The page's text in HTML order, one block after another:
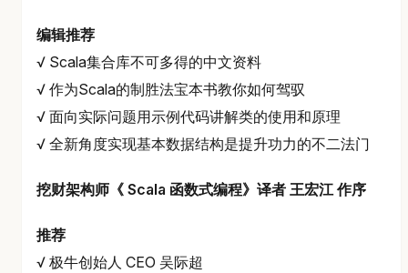
编辑推荐
√ Scala集合库不可多得的中文资料
√ 作为Scala的制胜法宝本书教你如何驾驭
√ 面向实际问题用示例代码讲解类的使用和原理
√ 全新角度实现基本数据结构是提升功力的不二法门
挖财架构师《 Scala 函数式编程》译者 王宏江 作序
推荐
√ 极牛创始人 CEO 吴际超